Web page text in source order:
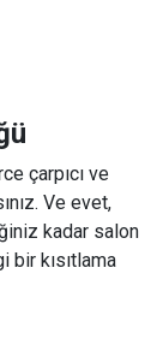
çarpıcı ve
Ve evet,
kadar salon
bir kısıtlama